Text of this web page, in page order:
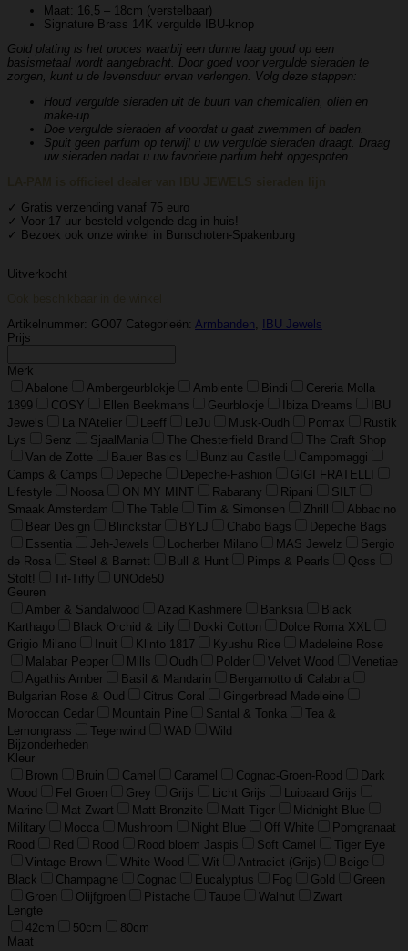
Maat: 16,5 – 18cm (verstelbaar)
Signature Brass 14K vergulde IBU-knop
Gold plating is het proces waarbij een dunne laag goud op een
basismetaal wordt aangebracht. Door goed voor vergulde sieraden te
zorgen, kunt u de levensduur ervan verlengen. Volg deze stappen:
Houd vergulde sieraden uit de buurt van chemicaliën, oliën en
make-up.
Doe vergulde sieraden af ​​voordat u gaat zwemmen of baden.
Spuit geen parfum op terwijl u uw vergulde sieraden draagt. Draag
uw sieraden nadat u uw favoriete parfum hebt opgespoten.
✓ Gratis verzending vanaf 75 euro
✓ Voor 17 uur besteld volgende dag in huis!
✓ Bezoek ook onze winkel in Bunschoten-Spakenburg
Uitverkocht
Artikelnummer: GO07 Categorieën: Armbanden,
IBU Jewels
Prijs
Merk
Abalone
Ambergeurblokje Ambiente Bindi
Cereria Molla
1899
COSY Ellen Beekmans Geurblokje Ibiza Dreams
IBU
Jewels
La N'Atelier Leeff LeJu Musk-Oudh Pomax
Rustik
Lys
Senz SjaalMania The Chesterfield Brand
The Craft Shop
Van de Zotte
Bauer Basics Bunzlau Castle
Campomaggi
Camps & Camps
Depeche Depeche-Fashion
GIGI FRATELLI
Lifestyle
Noosa ON MY MINT Rabarany Ripani
SILT
Smaak Amsterdam
The Table Tim & Simonsen Zhrill
Abbacino
Bear Design
Blinckstar BYLJ Chabo Bags
Depeche Bags
Essentia
Jeh-Jewels Locherber Milano MAS Jewelz
Sergio
de Rosa
Steel & Barnett Bull & Hunt Pimps & Pearls
Qoss
Stolt!
Tif-Tiffy
UNOde50
Geuren
Amber & Sandalwood
Azad Kashmere Banksia
Black
Karthago
Black Orchid & Lily Dokki Cotton
Dolce Roma XXL
Grigio Milano
Inuit Klinto 1817 Kyushu Rice
Madeleine Rose
Malabar Pepper
Mills Oudh Polder Velvet Wood
Venetiae
Agathis Amber
Basil & Mandarin
Bergamotto di Calabria
Bulgarian Rose & Oud
Citrus Coral
Gingerbread Madeleine
Moroccan Cedar
Mountain Pine Santal & Tonka
Tea &
Lemongrass
Tegenwind WAD
Wild
Bijzonderheden
Kleur
Brown
Bruin Camel Caramel Cognac-Groen-Rood
Dark
Wood
Fel Groen Grey Grijs Licht Grijs
Luipaard Grijs
Marine
Mat Zwart Matt Bronzite Matt Tiger
Midnight Blue
Military
Mocca Mushroom Night Blue Off White
Pomgranaat
Rood
Red Rood Rood bloem Jaspis Soft Camel
Tiger Eye
Vintage Brown
White Wood Wit Antraciet (Grijs)
Beige
Black
Champagne Cognac Eucalyptus Fog Gold
Green
Groen
Olijfgroen Pistache Taupe Walnut
Zwart
Lengte
42cm
50cm
80cm
Maat